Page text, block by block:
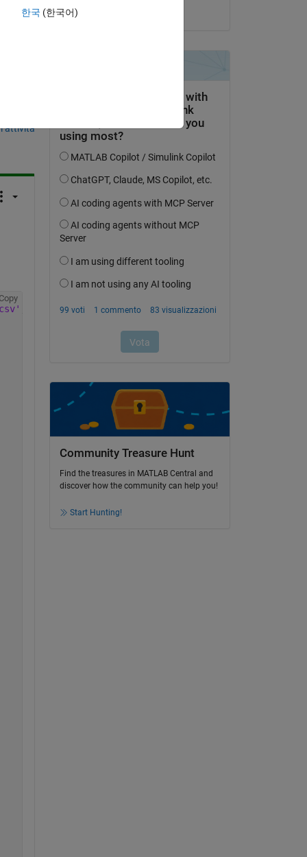
Copy
Community Treasure Hunt
Find the treasures in MATLAB Central and
discover how the community can help you!
Start Hunting!
한국 (한국어)